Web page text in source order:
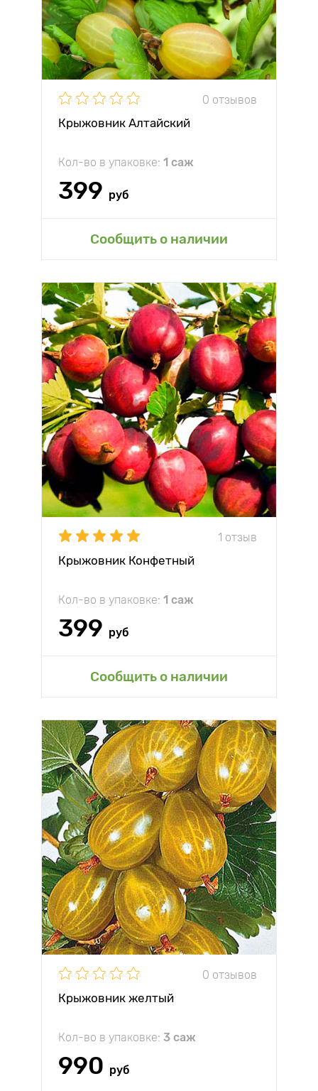
0 отзывов
Крыжовник Алтайский
Кол-во в упаковке: 1 саж
399 руб
Сообщить о наличии
1 отзыв
Крыжовник Конфетный
Кол-во в упаковке: 1 саж
399 руб
Сообщить о наличии
0 отзывов
Крыжовник желтый
Кол-во в упаковке: 3 саж
990 руб